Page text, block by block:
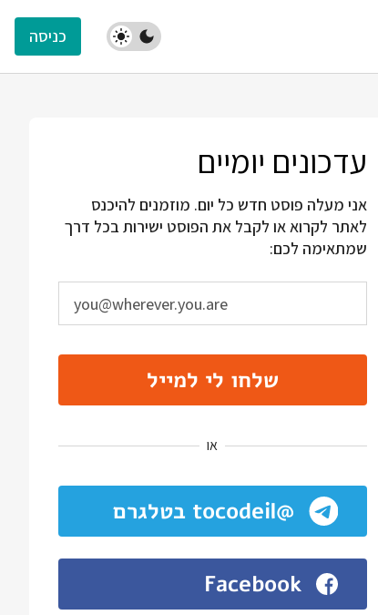
כניסה
עדכונים יומיים
אני מעלה פוסט חדש כל יום. מוזמנים להיכנס
לאתר לקרוא או לקבל את הפוסט ישירות בכל דרך
שמתאימה לכם:
שלחו לי למייל
או
@tocodeil בטלגרם
Facebook